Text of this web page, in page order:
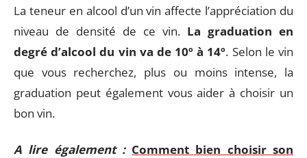
La teneur en alcool d’un vin affecte l’appréciation du
niveau de densité de ce vin. La graduation en
degré d’alcool du vin va de 10º à 14º. Selon le vin
que vous recherchez, plus ou moins intense, la
graduation peut également vous aider à choisir un
bon vin.
A lire également : Comment bien choisir son